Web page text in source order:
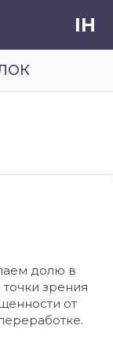
IH
долю в
зрения
от